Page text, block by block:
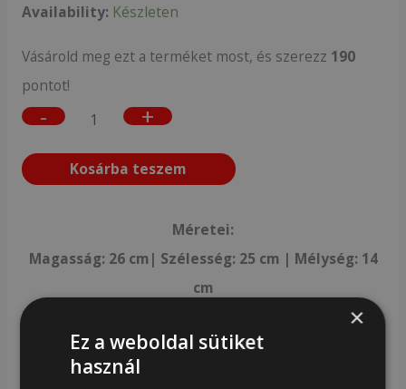
Availability: Készleten
Vásárold meg ezt a terméket most, és szerezz 190
pontot!
- +
Kosárba teszem
Méretei:
Magasság: 26 cm| Szélesség: 25 cm | Mélység: 14
cm
Zellia merev táska elegáns és modern megjelenésű,
kettő széles pánt egészít ki.
×
Ez a weboldal sütiket
használ